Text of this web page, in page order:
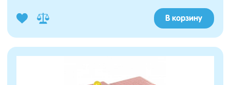
В корзину